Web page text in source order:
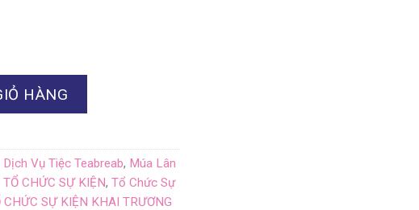
HÀNG
Dịch Vụ Tiệc Teabreab, Múa Lân
TỔ CHỨC SỰ KIỆN, Tổ Chức Sự
CHỨC SỰ KIỆN KHAI TRƯƠNG